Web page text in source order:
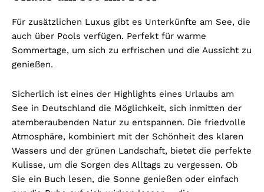
Für zusätzlichen Luxus gibt es Unterkünfte am See, die
auch über Pools verfügen. Perfekt für warme
Sommertage, um sich zu erfrischen und die Aussicht zu
genießen.
Sicherlich ist eines der Highlights eines Urlaubs am
See in Deutschland die Möglichkeit, sich inmitten der
atemberaubenden Natur zu entspannen. Die friedvolle
Atmosphäre, kombiniert mit der Schönheit des klaren
Wassers und der grünen Landschaft, bietet die perfekte
Kulisse, um die Sorgen des Alltags zu vergessen. Ob
Sie ein Buch lesen, die Sonne genießen oder einfach